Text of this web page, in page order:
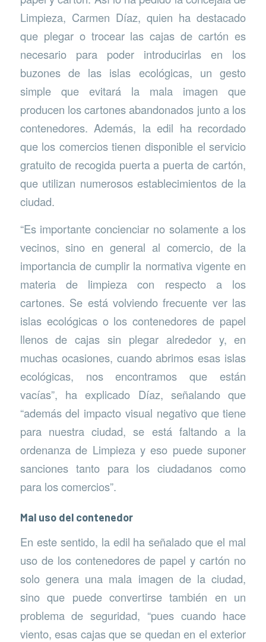
Limpieza, Carmen Díaz, quien ha destacado
que plegar o trocear las cajas de cartón es
necesario para poder introducirlas en los
buzones de las islas ecológicas, un gesto
simple que evitará la mala imagen que
producen los cartones abandonados junto a los
contenedores. Además, la edil ha recordado
que los comercios tienen disponible el servicio
gratuito de recogida puerta a puerta de cartón,
que utilizan numerosos establecimientos de la
ciudad.
“Es importante concienciar no solamente a los
vecinos, sino en general al comercio, de la
importancia de cumplir la normativa vigente en
materia de limpieza con respecto a los
cartones. Se está volviendo frecuente ver las
islas ecológicas o los contenedores de papel
llenos de cajas sin plegar alrededor y, en
muchas ocasiones, cuando abrimos esas islas
ecológicas, nos encontramos que están
vacías”, ha explicado Díaz, señalando que
“además del impacto visual negativo que tiene
para nuestra ciudad, se está faltando a la
ordenanza de Limpieza y eso puede suponer
sanciones tanto para los ciudadanos como
para los comercios”.
Mal uso del contenedor
En este sentido, la edil ha señalado que el mal
uso de los contenedores de papel y cartón no
solo genera una mala imagen de la ciudad,
sino que puede convertirse también en un
problema de seguridad, “pues cuando hace
viento, esas cajas que se quedan en el exterior